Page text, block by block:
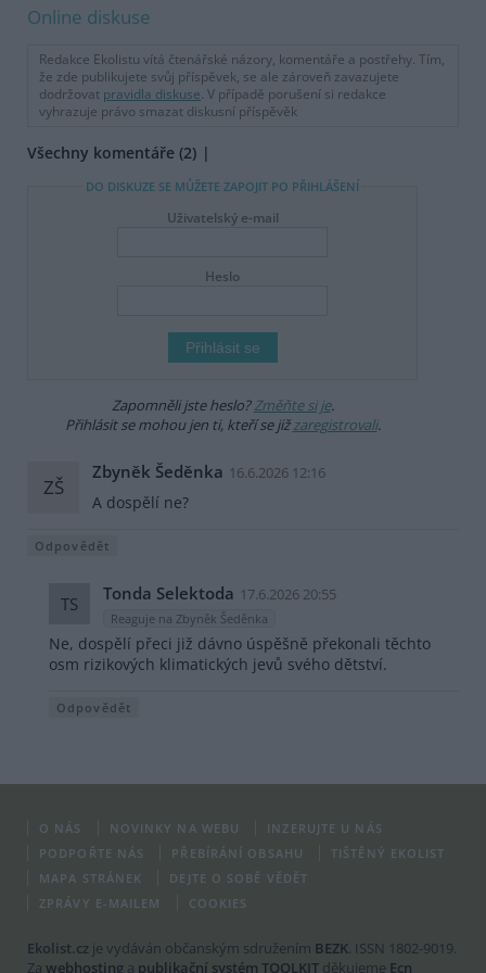
Online diskuse
Redakce Ekolistu vítá čtenářské názory, komentáře a postřehy. Tím,
že zde publikujete svůj příspěvek, se ale zároveň zavazujete
dodržovat pravidla diskuse. V případě porušení si redakce
vyhrazuje právo smazat diskusní příspěvěk
Všechny komentáře (2)
DO DISKUZE SE MŮŽETE ZAPOJIT PO PŘIHLÁŠENÍ
Uživatelský e-mail
Heslo
Zapomněli jste heslo?Změňte si je.
Přihlásit se mohou jen ti, kteří se jižzaregistrovali.
ZŠ
Zbyněk Šeděnka 16.6.2026 12:16
A dospělí ne?
Odpovědět
TS Tonda Selektoda 17.6.2026 20:55
Reaguje na Zbyněk Šeděnka
Ne, dospělí přeci již dávno úspěšně překonali těchto
osm rizikových klimatických jevů svého dětství.
Odpovědět
O NÁS NOVINKY NA WEBU
INZERUJTE U NÁS
PODPOŘTE NÁS
PŘEBÍRÁNÍ OBSAHU
TIŠTĚNÝ EKOLIST
MAPA STRÁNEK
DEJTE O SOBĚ VĚDĚT
ZPRÁVY E-MAILEM
COOKIES
Ekolist.cz je vydáván občanským sdružením BEZK. ISSN 1802-9019.
Za webhosting a publikační systém TOOLKIT děkujeme Ecn